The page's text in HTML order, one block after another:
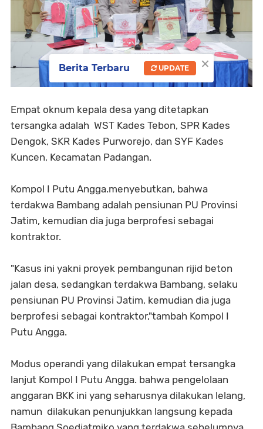
Empat oknum kepala desa yang ditetapkan
tersangka adalah WST Kades Tebon, SPR Kades
Dengok, SKR Kades Purworejo, dan SYF Kades
Kuncen, Kecamatan Padangan.
Kompol I Putu Angga.menyebutkan, bahwa
terdakwa Bambang adalah pensiunan PU Provinsi
Jatim, kemudian dia juga berprofesi sebagai
kontraktor.
"Kasus ini yakni proyek pembangunan rijid beton
jalan desa, sedangkan terdakwa Bambang, selaku
pensiunan PU Provinsi Jatim, kemudian dia juga
berprofesi sebagai kontraktor,"tambah Kompol I
Putu Angga.
Modus operandi yang dilakukan empat tersangka
lanjut Kompol I Putu Angga. bahwa pengelolaan
anggaran BKK ini yang seharusnya dilakukan lelang,
namun dilakukan penunjukkan langsung kepada
×
Berita Terbaru UPDATE